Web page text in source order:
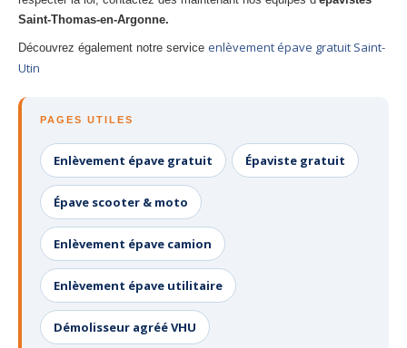
Saint-Thomas-en-Argonne.
Découvrez également notre service enlèvement épave gratuit Saint-
Utin
PAGES UTILES
Enlèvement épave gratuit Épaviste gratuit
Épave scooter & moto
Enlèvement épave camion
Enlèvement épave utilitaire
Démolisseur agréé VHU